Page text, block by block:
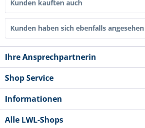
Kunden kauften auch
Kunden haben sich ebenfalls angesehen
Ihre Ansprechpartnerin
Shop Service
Informationen
Alle LWL-Shops